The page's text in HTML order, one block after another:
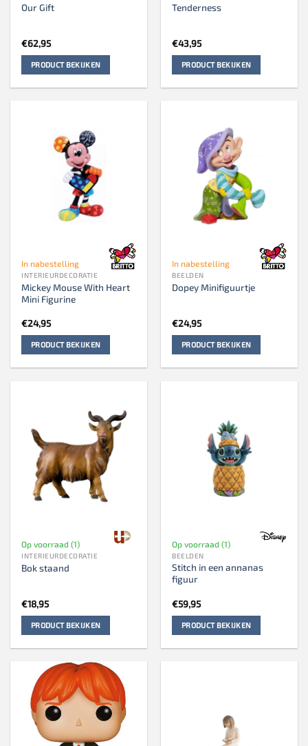
Our Gift
€62,95
PRODUCT BEKIJKEN
Tenderness
€43,95
PRODUCT BEKIJKEN
In nabestelling
INTERIEURDECORATIE
Mickey Mouse With Heart
Mini Figurine
€24,95
PRODUCT BEKIJKEN
In nabestelling
BEELDEN
Dopey Minifiguurtje
€24,95
PRODUCT BEKIJKEN
Op voorraad (1)
INTERIEURDECORATIE
Bok staand
€18,95
PRODUCT BEKIJKEN
Op voorraad (1)
BEELDEN
Stitch in een annanas
figuur
€59,95
PRODUCT BEKIJKEN